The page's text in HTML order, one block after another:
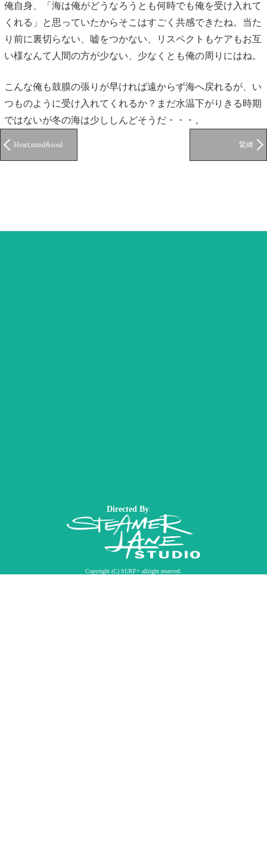
俺自身、「海は俺がどうなろうとも何時でも俺を受け入れて
くれる」と思っていたからそこはすごく共感できたね。当た
り前に裏切らない、嘘をつかない、リスペクトもケアもお互
い様なんて人間の方が少ない、少なくとも俺の周りにはね。
こんな俺も鼓膜の張りが早ければ遠からず海へ戻れるが、い
つものように受け入れてくれるか？まだ水温下がりきる時期
ではないが冬の海は少ししんどそうだ・・・。
Heart,mind&soul 緊縛
Directed By
Copyright (C) SURF+ allright reserved.